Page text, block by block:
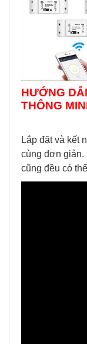
HƯỚNG
THÔNG
Lắp đặt và kết
cùng đơn
cũng đều có